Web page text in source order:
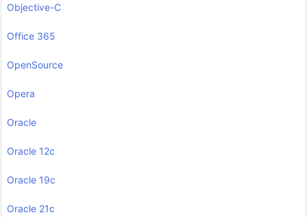
Objective-C
Office 365
OpenSource
Opera
Oracle
Oracle 12c
Oracle 19c
Oracle 21c